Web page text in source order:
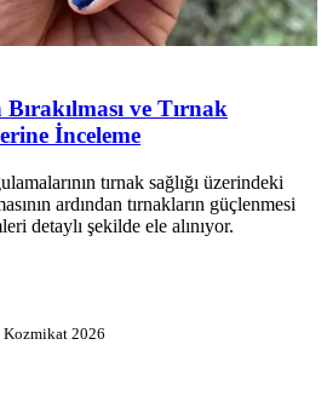
ve Tırnak
İnceleme
tırnak sağlığı üzerindeki
ardından tırnakların güçlenmesi
detaylı şekilde ele alınıyor.
Kozmikat 2026